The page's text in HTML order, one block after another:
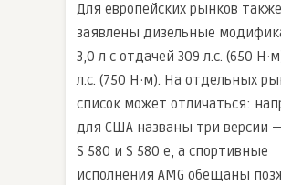
Для европейских рынков также
заявлены дизельные
3,0 л с отдачей 309 л.с. (650
л.с. (750 Н·м). На отдельных
список может отличаться:
для США названы три версии
S 580 и S 580 e, а спортивные
исполнения AMG обещаны